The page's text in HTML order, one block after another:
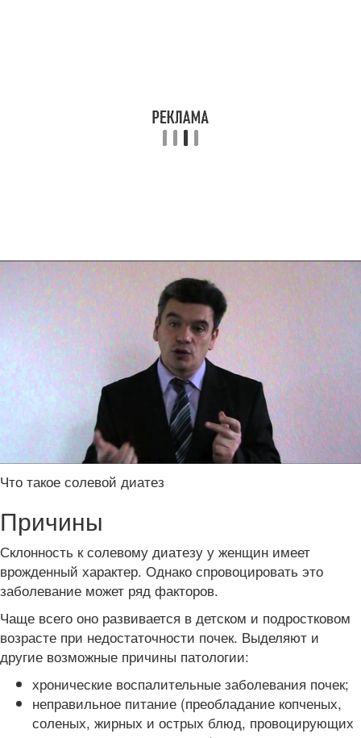
Что такое солевой диатез
Причины
Склонность к солевому диатезу у женщин имеет
врожденный характер. Однако спровоцировать это
заболевание может ряд факторов.
Чаще всего оно развивается в детском и подростковом
возрасте при недостаточности почек. Выделяют и
другие возможные причины патологии:
хронические воспалительные заболевания почек;
неправильное питание (преобладание копченых,
соленых, жирных и острых блюд, провоцирующих